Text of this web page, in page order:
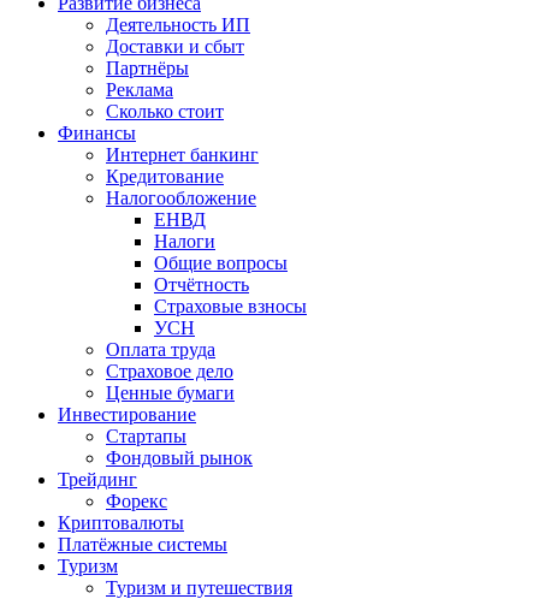
Деятельность ИП
Доставки и сбыт
Партнёры
Реклама
Сколько стоит
Финансы
Интернет банкинг
Кредитование
Налогообложение
ЕНВД
Налоги
Общие вопросы
Отчётность
Страховые взносы
УСН
Оплата труда
Страховое дело
Ценные бумаги
Инвестирование
Стартапы
Фондовый рынок
Трейдинг
Форекс
Криптовалюты
Платёжные системы
Туризм
Туризм и путешествия